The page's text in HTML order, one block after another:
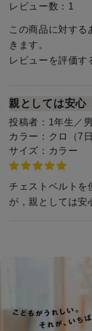
レビュー数： 1
この商品に対する
きます。
レビューを評価す
親としては安心
投稿者： 1年生／
カラー： クロ（7
サイズ： カラー
チェストベルトを
が，親としては安